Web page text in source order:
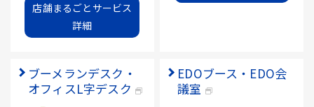
店舗まるごとサービス
詳細
ブーメランデスク・
オフィスL字デスク
EDOブース・EDO会
議室